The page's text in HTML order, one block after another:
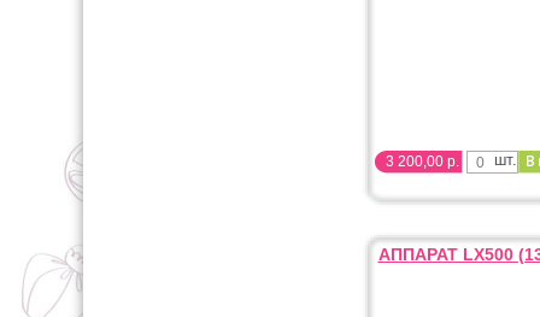
3 200,00 р. шт.
АППАРАТ LX500